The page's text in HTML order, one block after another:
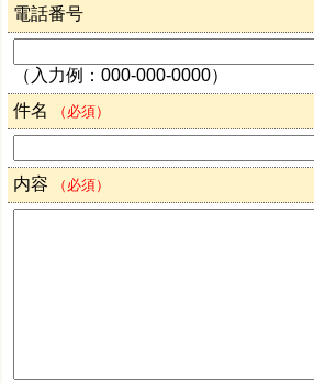
電話番号
（入力例：000-000-0000）
件名
（必須）
内容 （必須）